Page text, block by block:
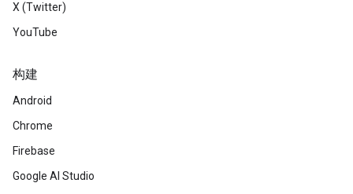
X (Twitter)
YouTube
构建
Android
Chrome
Firebase
Google AI Studio